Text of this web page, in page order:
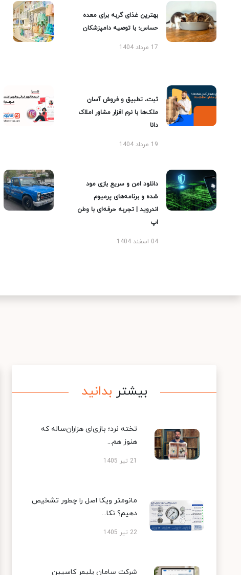
بهترین غذای گربه برای معده
حساس؛ با توصیه دامپزشکان
17 مرداد 1404
ثبت، تطبیق و فروش آسان
ملک‌ها با نرم افزار مشاور املاک
دانا
19 مرداد 1404
دانلود امن و سریع بازی مود
شده و برنامه‌های پرمیوم
اندروید | تجربه حرفه‌ای با وطن
اپ
04 اسفند 1404
بیشتر بدانید
تخته نرد؛ بازی‌ای هزاران‌ساله که
هنوز هم...
21 تیر 1405
مانومتر ویکا اصل را چطور تشخیص
دهیم؟ نکا...
22 تیر 1405
شرکت سامان پلیمر کاسپین